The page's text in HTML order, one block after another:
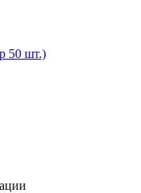
50 шт.)